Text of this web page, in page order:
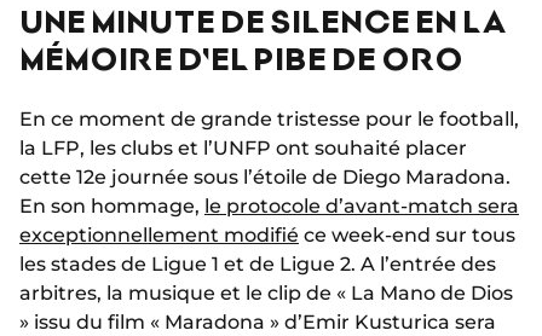
UNE MINUTE DE SILENCE EN LA
MÉMOIRE D'EL PIBE DE ORO
En ce moment de grande tristesse pour le football,
la LFP, les clubs et l’UNFP ont souhaité placer
cette 12e journée sous l’étoile de Diego Maradona.
En son hommage, le protocole d’avant-match sera
exceptionnellement modifié ce week-end sur tous
les stades de Ligue 1 et de Ligue 2. A l’entrée des
arbitres, la musique et le clip de « La Mano de Dios
» issu du film « Maradona » d’Emir Kusturica sera